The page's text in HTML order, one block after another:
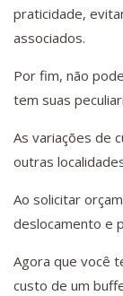
praticidade,
associados.
Por fim, não
tem suas
As variações de
outras
Ao solicitar
deslocamento e
Agora que você
custo de um